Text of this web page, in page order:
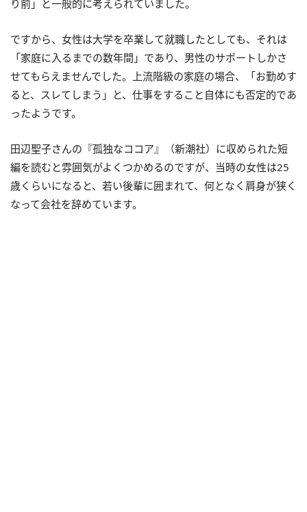
り前」と一般的に考えられていました。
ですから、女性は大学を卒業して就職したとしても、それは
「家庭に入るまでの数年間」であり、男性のサポートしかさ
せてもらえませんでした。上流階級の家庭の場合、「お勤めす
ると、スレてしまう」と、仕事をすること自体にも否定的であ
ったようです。
田辺聖子さんの『孤独なココア』（新潮社）に収められた短
編を読むと雰囲気がよくつかめるのですが、当時の女性は25
歳くらいになると、若い後輩に囲まれて、何となく肩身が狭く
なって会社を辞めています。